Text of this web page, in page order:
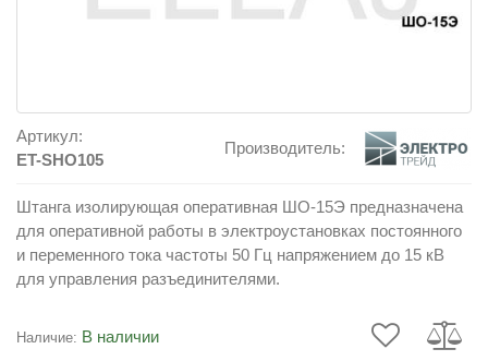
Артикул:
ET-SHO105
Производитель:
Штанга изолирующая оперативная ШО-15Э предназначена
для оперативной работы в электроустановках постоянного
и переменного тока частоты 50 Гц напряжением до 15 кВ
для управления разъединителями.
Наличие: В наличии